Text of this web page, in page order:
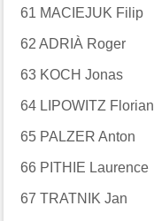
61 MACIEJUK Filip
62 ADRIÀ Roger
63 KOCH Jonas
64 LIPOWITZ Florian
65 PALZER Anton
66 PITHIE Laurence
67 TRATNIK Jan